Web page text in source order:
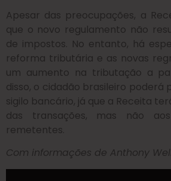
Apesar das preocupações, a
que o novo regulamento não
de impostos. No entanto, há
reforma tributária e as novas
um aumento na tributação a
disso, o cidadão brasileiro poderá
sigilo bancário, já que a Receita
das transações, mas não
remetentes.
Com informações de Anthony